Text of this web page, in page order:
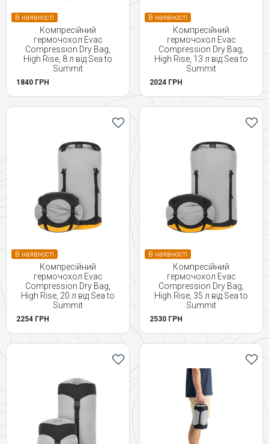
В наявності
Компресійний
гермочохол Evac
Compression Dry Bag,
High Rise, 8 л від Sea to
Summit
1840 ГРН
В наявності
Компресійний
гермочохол Evac
Compression Dry Bag,
High Rise, 13 л від Sea to
Summit
2024 ГРН
В наявності
Компресійний
гермочохол Evac
Compression Dry Bag,
High Rise, 20 л від Sea to
Summit
2254 ГРН
В наявності
Компресійний
гермочохол Evac
Compression Dry Bag,
High Rise, 35 л від Sea to
Summit
2530 ГРН